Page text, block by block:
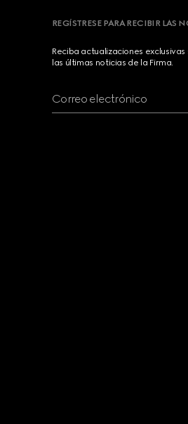
REGÍSTRESE PARA RECIBIR LAS
Reciba actualizaciones
las últimas noticias de la Firma.
Correo electrónico